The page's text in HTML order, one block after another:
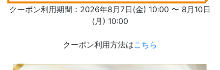
クーポン利用期間：2026年8月7日(金) 10:00 〜 8月10日
(月) 10:00
クーポン利用方法はこちら